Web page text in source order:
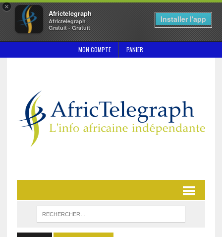
×
Africtelegraph
Africtelegraph
Gratuit - Gratuit
Installer l'app
MON COMPTE PANIER